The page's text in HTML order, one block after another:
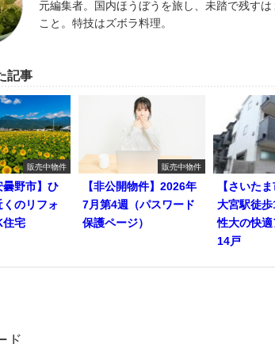
元編集者。国内ほうぼうを旅し、未踏で残す
こと。特技はズボラ料理。
記事
販売中物件
曇野市】ひ
くのリフォ
住宅
販売中物件
【非公開物件】2026年
7月第4週（パスワード
保護ページ）
【さいた
大宮駅徒
性大の快
14戸
ド